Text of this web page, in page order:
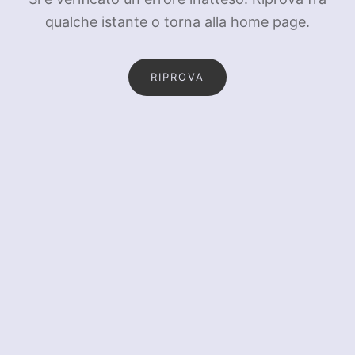
qualche istante o torna alla home page.
RIPROVA